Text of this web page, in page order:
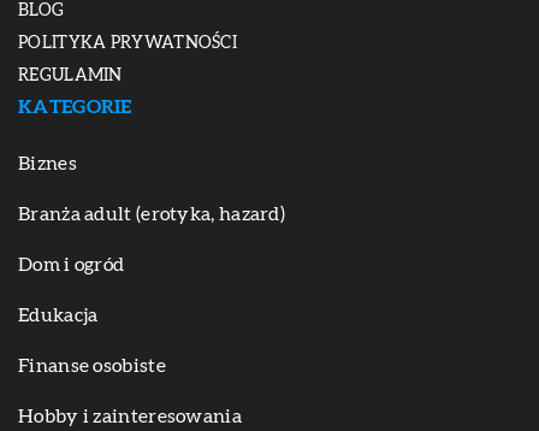
BLOG
POLITYKA PRYWATNOŚCI
REGULAMIN
KATEGORIE
Biznes
Branża adult (erotyka, hazard)
Dom i ogród
Edukacja
Finanse osobiste
Hobby i zainteresowania